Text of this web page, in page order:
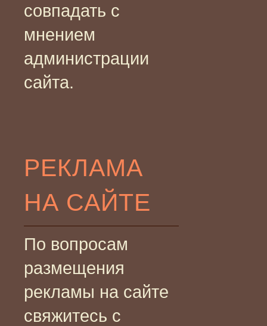
совпадать с
мнением
администрации
сайта.
РЕКЛАМА
НА САЙТЕ
По вопросам
размещения
рекламы на сайте
свяжитесь с